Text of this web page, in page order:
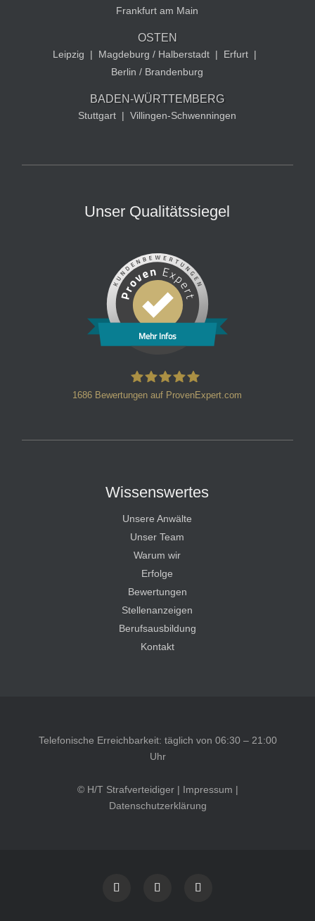
Frankfurt am Main
OSTEN
Leipzig | Magdeburg / Halberstadt | Erfurt |
Berlin / Brandenburg
BADEN-WÜRTTEMBERG
Stuttgart | Villingen-Schwenningen
Unser Qualitätssiegel
Mehr Infos
1686 Bewertungen auf ProvenExpert.com
Wissenswertes
Unsere Anwälte
Unser Team
Warum wir
Erfolge
Bewertungen
Stellenanzeigen
Berufsausbildung
Kontakt
Telefonische Erreichbarkeit: täglich von 06:30 – 21:00
Uhr
© H/T Strafverteidiger | Impressum |
Datenschutzerklärung